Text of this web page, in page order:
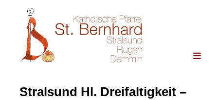
Stralsund Hl. Dreifaltigkeit –